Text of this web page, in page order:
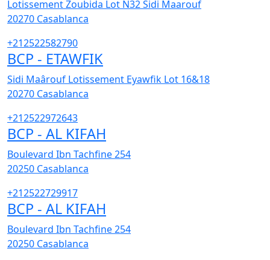
Lotissement Zoubida Lot N32 Sidi Maarouf
20270 Casablanca
+212522582790
BCP - ETAWFIK
Sidi Maârouf Lotissement Eyawfik Lot 16&18
20270 Casablanca
+212522972643
BCP - AL KIFAH
Boulevard Ibn Tachfine 254
20250 Casablanca
+212522729917
BCP - AL KIFAH
Boulevard Ibn Tachfine 254
20250 Casablanca